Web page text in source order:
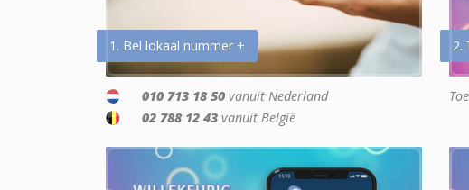
1. Bel lokaal nummer +
010 713 18 50 vanuit Nederland
02 788 12 43 vanuit België
2.